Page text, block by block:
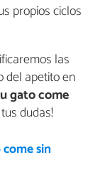
propios ciclos
las
del apetito en
gato come
dudas!
sin